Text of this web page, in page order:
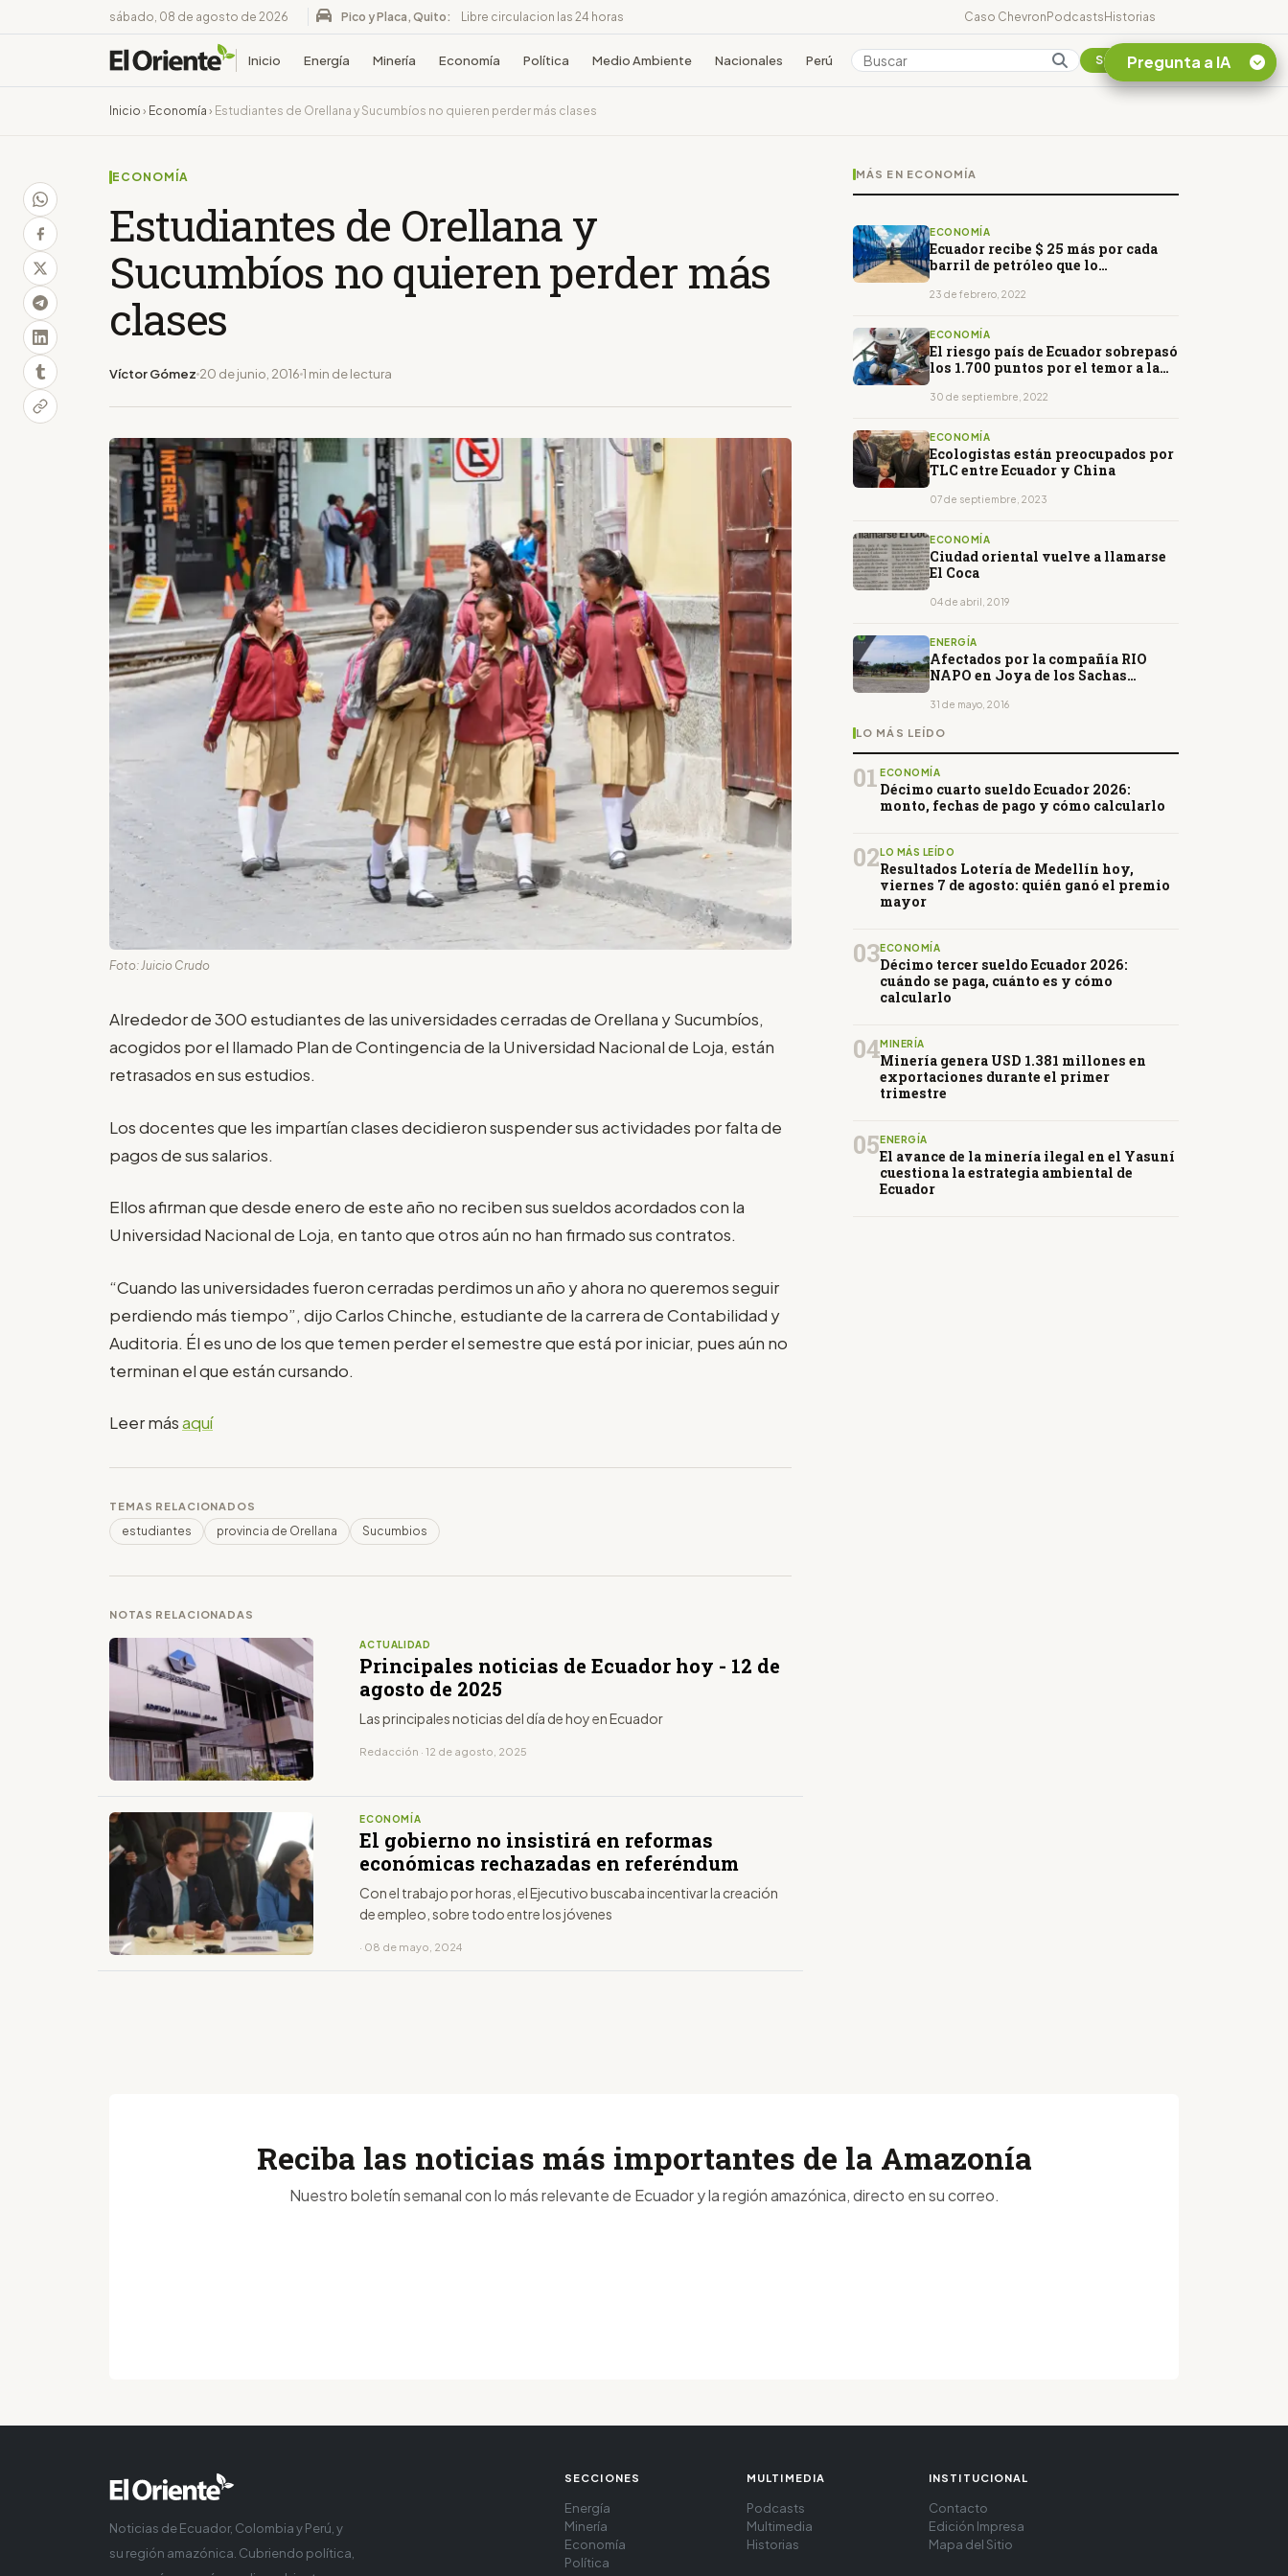
sábado, 08 de agosto de 2026 Pico y Placa, Quito: Libre circulacion las 24 horas Caso ChevronPodcastsHistorias
Inicio Energía Minería Economía Política Medio Ambiente Nacionales Perú Colombia Suscribirse
Inicio › Economía › Estudiantes de Orellana y Sucumbíos no quieren perder más clases
ECONOMÍA
Estudiantes de Orellana y
Sucumbíos no quieren perder más
clases
Víctor Gómez 20 de junio, 2016 1 min de lectura
Foto: Juicio Crudo
Alrededor de 300 estudiantes de las universidades cerradas de Orellana y Sucumbíos,
acogidos por el llamado Plan de Contingencia de la Universidad Nacional de Loja, están
retrasados en sus estudios.
Los docentes que les impartían clases decidieron suspender sus actividades por falta de
pagos de sus salarios.
Ellos afirman que desde enero de este año no reciben sus sueldos acordados con la
Universidad Nacional de Loja, en tanto que otros aún no han firmado sus contratos.
“Cuando las universidades fueron cerradas perdimos un año y ahora no queremos seguir
perdiendo más tiempo”, dijo Carlos Chinche, estudiante de la carrera de Contabilidad y
Auditoria. Él es uno de los que temen perder el semestre que está por iniciar, pues aún no
terminan el que están cursando.
Leer másaquí
TEMAS RELACIONADOS
estudiantes provincia de Orellana Sucumbios
NOTAS RELACIONADAS
ACTUALIDAD
Principales noticias de Ecuador hoy - 12 de
agosto de 2025
Las principales noticias del día de hoy en Ecuador
Redacción · 12 de agosto, 2025
ECONOMÍA
El gobierno no insistirá en reformas
económicas rechazadas en referéndum
Con el trabajo por horas, el Ejecutivo buscaba incentivar la creación
de empleo, sobre todo entre los jóvenes
· 08 de mayo, 2024
MÁS EN ECONOMÍA
ECONOMÍA
Ecuador recibe $ 25 más por cada
barril de petróleo que lo
23 de febrero, 2022
ECONOMÍA
El riesgo país de Ecuador sobrepasó
los 1.700 puntos por el temor a la
30 de septiembre, 2022
ECONOMÍA
Ecologistas están preocupados por
TLC entre Ecuador y China
07 de septiembre, 2023
ECONOMÍA
Ciudad oriental vuelve a llamarse
El Coca
04 de abril, 2019
ENERGÍA
Afectados por la compañía RIO
NAPO en Joya de los Sachas
solucionar sus problemas
31 de mayo, 2016
LO MÁS LEÍDO
01 ECONOMÍA
Décimo cuarto sueldo Ecuador 2026:
monto, fechas de pago y cómo calcularlo
02 LO MÁS LEÍDO
Resultados Lotería de Medellín hoy,
viernes 7 de agosto: quién ganó el premio
mayor
03ECONOMÍA
Décimo tercer sueldo Ecuador 2026:
cuándo se paga, cuánto es y cómo
calcularlo
04MINERÍA
Minería genera USD 1.381 millones en
exportaciones durante el primer
trimestre
05 ENERGÍA
El avance de la minería ilegal en el Yasuní
cuestiona la estrategia ambiental de
Ecuador
Pregunta a IA
Reciba las noticias más importantes de la Amazonía
Nuestro boletín semanal con lo más relevante de Ecuador y la región amazónica, directo en su correo.
Noticias de Ecuador, Colombia y Perú, y
su región amazónica. Cubriendo política,
SECCIONES
Energía
Minería
Economía
Política
MULTIMEDIA
Podcasts
Multimedia
Historias
INSTITUCIONAL
Contacto
Edición Impresa
Mapa del Sitio